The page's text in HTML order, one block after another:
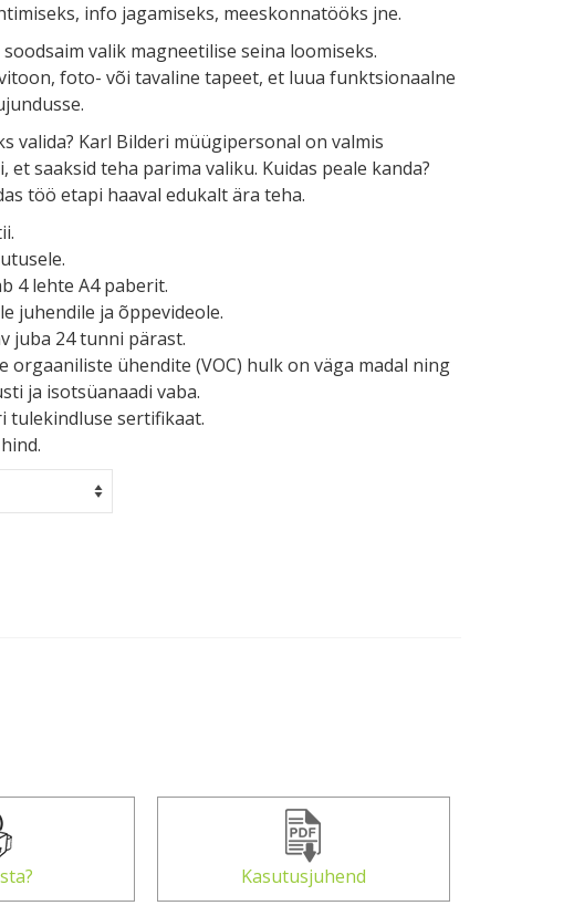
info jagamiseks, meeskonnatööks jne.
valik magneetilise seina loomiseks.
foto- või tavaline tapeet, et luua funktsionaalne
valida? Karl Bilderi müügipersonal on valmis
saaksid teha parima valiku. Kuidas peale kanda?
töö etapi haaval edukalt ära teha.
4 lehte A4 paberit.
juhendile ja õppevideole.
juba 24 tunni pärast.
orgaaniliste ühendite (VOC) hulk on väga madal ning
ja isotsüanaadi vaba.
sertifikaat.
Kasutusjuhend